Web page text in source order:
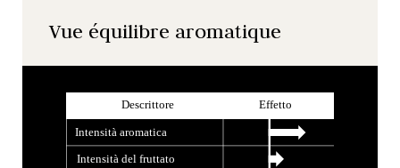
Vue équilibre aromatique